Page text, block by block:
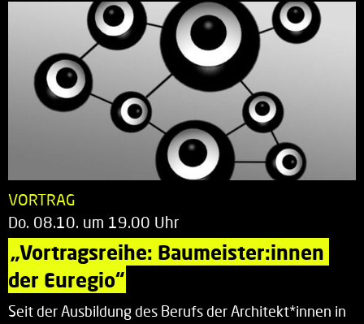
VORTRAG
Do. 08.10. um 19.00 Uhr
„Vortragsreihe: Baumeister:innen
der Euregio“
Seit der Ausbildung des Berufs der Architekt*innen in